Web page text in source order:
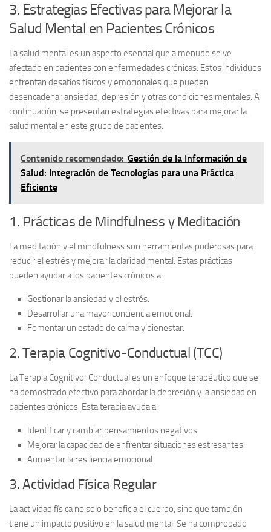
3. Estrategias Efectivas para Mejorar la
Salud Mental en Pacientes Crónicos
La salud mental es un aspecto esencial que a menudo se ve
afectado en pacientes con enfermedades crónicas. Estos individuos
enfrentan desafíos físicos y emocionales que pueden
desencadenar ansiedad, depresión y otras condiciones mentales. A
continuación, se presentan estrategias efectivas para mejorar la
salud mental en este grupo de pacientes.
Contenido recomendado: Gestión de la Información de
Salud: Integración de Tecnologías para una Práctica
Eficiente
1. Prácticas de Mindfulness y Meditación
Lameditación y el mindfulness son herramientas poderosas para
reducir el estrés y mejorar la claridad mental. Estas prácticas
pueden ayudar a los pacientes crónicos a:
Gestionar la ansiedad y el estrés.
Desarrollar una mayor conciencia emocional.
Fomentar un estado de calma y bienestar.
2. Terapia Cognitivo-Conductual (TCC)
LaTerapia Cognitivo-Conductual es un enfoque terapéutico que se
ha demostrado efectivo para abordar la depresión y la ansiedad en
pacientes crónicos. Esta terapia ayuda a:
Identificar y cambiar pensamientos negativos.
Mejorar la capacidad de enfrentar situaciones estresantes.
Aumentar la resiliencia emocional.
3. Actividad Física Regular
Laactividad físicano solo beneficia el cuerpo, sino que también
tiene un impacto positivo en la salud mental. Se ha comprobado